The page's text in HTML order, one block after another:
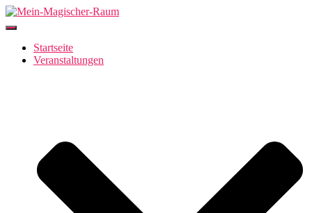
Navigation
umschaltenStartseite
Veranstaltungen